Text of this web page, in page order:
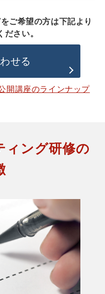
ご希望の方は下記より
さい。
せる
開講座のラインナップ
ィング研修の